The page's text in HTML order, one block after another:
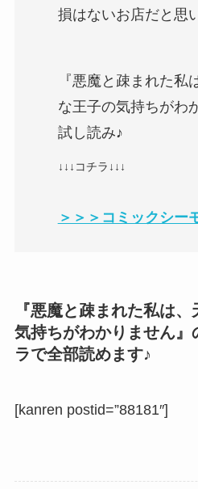
損はないお店だと思
『悪魔と疎まれた私
な王子の気持ちがわ
試し読み♪
↓↓↓コチラ↓↓↓
＞＞＞コミックシー
『悪魔と疎まれた私は
気持ちがわかりません』
ラで全部読めます♪
[kanren postid=”88181″]